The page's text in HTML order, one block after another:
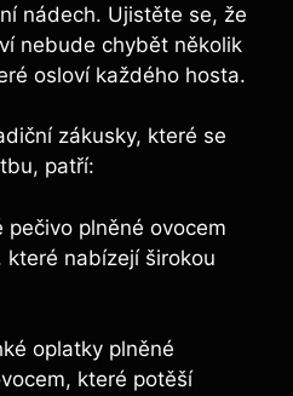
nádech. Ujistěte se, že
nebude chybět několik
osloví každého hosta.
zákusky, které se
patří:
pečivo plněné ovocem
které nabízejí širokou
oplatky plněné
které potěší